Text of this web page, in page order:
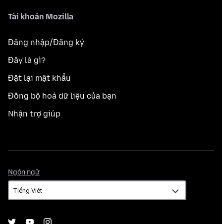
Tài khoản Mozilla
Đăng nhập/Đăng ký
Đây là gì?
Đặt lại mật khẩu
Đồng bộ hoá dữ liệu của bạn
Nhận trợ giúp
Ngôn ngữ
ngữ